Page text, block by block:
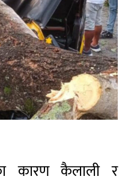
कारण कैलाली र